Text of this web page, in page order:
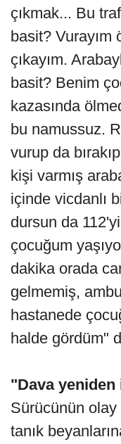
çıkmak... Bu
basit? Vurayım
çıkayım.
basit? Benim
kazasında
bu namussuz.
vurup da
kişi varmış
içinde vicdanlı
dursun da
çocuğum
dakika orada
gelmemiş,
hastanede
halde gördüm"
"Dava
Sürücünün olay
tanık